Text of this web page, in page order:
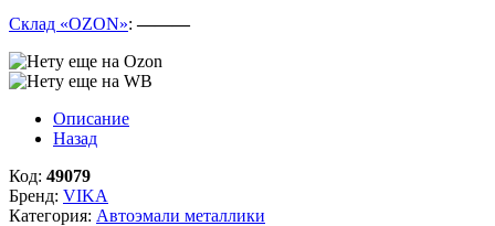
Склад «OZON»:———
Описание
Назад
Код: 49079
Бренд: VIKA
Категория: Автоэмали металлики